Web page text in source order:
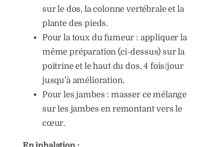
sur le dos, la colonne vertébrale et la
plante des pieds.
Pour la toux du fumeur : appliquer la
même préparation (ci-dessus) sur la
poitrine et le haut du dos, 4 fois/jour
jusqu’à amélioration.
Pour les jambes : masser ce mélange
sur les jambes en remontant vers le
cœur.